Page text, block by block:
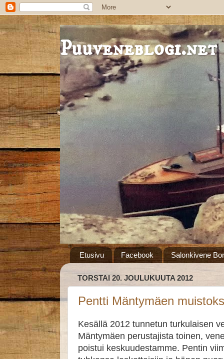
Puuveneblogi.net
Etusivu Facebook Salonkivene
TORSTAI 20. JOULUKUUTA 2012
Pentti Mäntymäen
Kesällä 2012 tunnetun turkulaisen
Mäntymäen perustajista toinen,
poistui keskuudestamme. Pentin